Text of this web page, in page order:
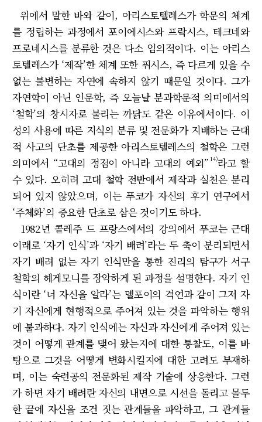
위에서 말한 바와 같이, 아리스토텔레스가 학문의 체계
를 정립하는 과정에서 포이에시스와 프락시스, 테크네와
프로네시스를 분류한 것은 다소 임의적이다. 이는 아리스
토텔레스가 ‘제작’한 체계 또한 퓌시스, 즉 다르게 있을 수
없는 불변하는 자연에 속하지 않기 때문일 것이다. 그가
자연학이 아닌 인문학, 즉 오늘날 분과학문적 의미에서의
‘철학’의 창시자로 불리는 까닭도 같은 이유에서이다. 이
성의 사용에 따른 지식의 분류 및 전문화가 지배하는 근대
적 사고의 단초를 제공한 아리스토텔레스의 철학은 그런
의미에서 “고대의 정점이 아니라 고대의 예외” 14)라고 할
수 있다. 오히려 고대 철학 전반에서 제작과 실천은 분리
되어 있지 않았으며, 이는 푸코가 자신의 후기 연구에서
‘주체화’의 중요한 단초로 삼은 것이기도 하다.
1982년 콜레주 드 프랑스에서의 강의에서 푸코는 근대
이래로 ‘자기 인식’과 ‘자기 배려’라는 두 축이 분리되면서
자기 배려 없는 자기 인식만을 통한 진리의 탐구가 서구
철학의 헤게모니를 장악하게 된 과정을 설명한다. 자기 인
식이란 ‘너 자신을 알라’는 델포이의 격언과 같이 그저 자
기 자신에게 현행적으로 주어져 있는 것을 파악하는 행위
에 불과하다. 자기 인식에는 자신과 자신에게 주어져 있는
것이 어떻게 관계를 맺어 왔는지에 대한 통찰도, 이를 바
탕으로 그것을 어떻게 변화시킬지에 대한 고려도 부재하
며, 이는 숙련공의 전문화된 제작 기술에 상응한다. 그런
가 하면 자기 배려란 자신의 내면으로 시선을 돌리고 몰두
한 끝에 자신을 조건 짓는 관계들을 파악하고, 그 관계들